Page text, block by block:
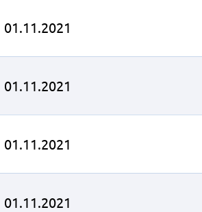
01.11.2021
01.11.2021
01.11.2021
01.11.2021